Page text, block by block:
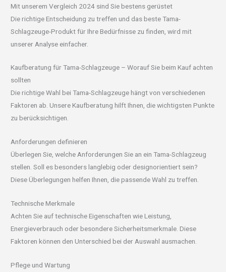
Mit unserem Vergleich 2024 sind Sie bestens gerüstet
Die richtige Entscheidung zu treffen und das beste Tama-
Schlagzeuge-Produkt für Ihre Bedürfnisse zu finden, wird mit
unserer Analyse einfacher.
Kaufberatung für Tama-Schlagzeuge – Worauf Sie beim Kauf achten
sollten
Die richtige Wahl bei Tama-Schlagzeuge hängt von verschiedenen
Faktoren ab. Unsere Kaufberatung hilft Ihnen, die wichtigsten Punkte
zu berücksichtigen.
Anforderungen definieren
Überlegen Sie, welche Anforderungen Sie an ein Tama-Schlagzeug
stellen. Soll es besonders langlebig oder designorientiert sein?
Diese Überlegungen helfen Ihnen, die passende Wahl zu treffen.
Technische Merkmale
Achten Sie auf technische Eigenschaften wie Leistung,
Energieverbrauch oder besondere Sicherheitsmerkmale. Diese
Faktoren können den Unterschied bei der Auswahl ausmachen.
Pflege und Wartung